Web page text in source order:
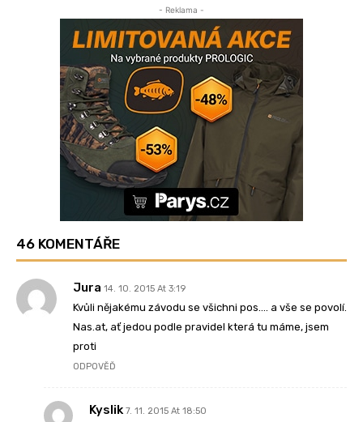
- Reklama -
46 KOMENTÁŘE
Jura 14. 10. 2015 At 3:19
Kvůli nějakému závodu se všichni pos…. a vše se povolí.
Nas.at, ať jedou podle pravidel která tu máme, jsem
proti
ODPOVĚĎ
Kyslik 7. 11. 2015 At 18:50